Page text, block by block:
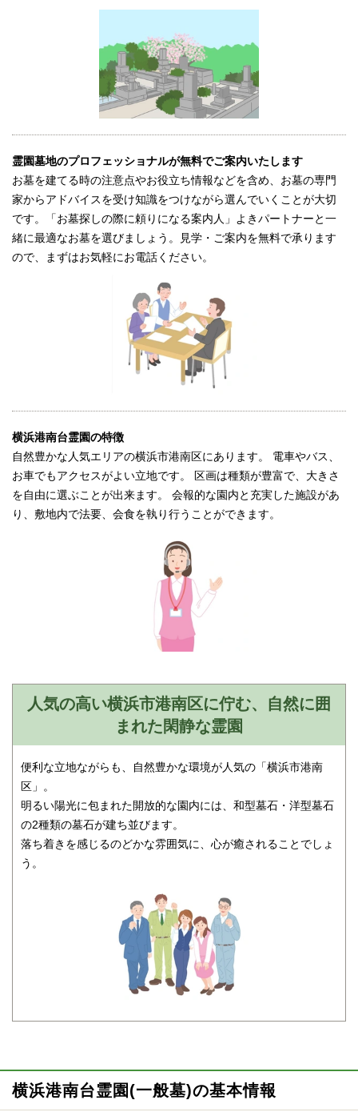
霊園墓地のプロフェッショナルが無料でご案内いたします
お墓を建てる時の注意点やお役立ち情報などを含め、お墓の専門
家からアドバイスを受け知識をつけながら選んでいくことが大切
です。「お墓探しの際に頼りになる案内人」よきパートナーと一
緒に最適なお墓を選びましょう。見学・ご案内を無料で承ります
ので、まずはお気軽にお電話ください。
横浜港南台霊園の特徴
自然豊かな人気エリアの横浜市港南区にあります。 電車やバス、
お車でもアクセスがよい立地です。 区画は種類が豊富で、大きさ
を自由に選ぶことが出来ます。 会報的な園内と充実した施設があ
り、敷地内で法要、会食を執り行うことができます。
人気の高い横浜市港南区に佇む、自然に囲
まれた閑静な霊園
便利な立地ながらも、自然豊かな環境が人気の「横浜市港南
区」。
明るい陽光に包まれた開放的な園内には、和型墓石・洋型墓石
の2種類の墓石が建ち並びます。
落ち着きを感じるのどかな雰囲気に、心が癒されることでしょ
う。
横浜港南台霊園(一般墓)の基本情報